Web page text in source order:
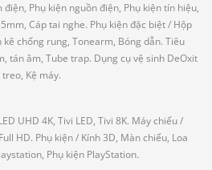
điện, Phụ kiện nguồn điện, Phụ kiện tín hiệu,
Cáp tai nghe. Phụ kiện đặc biệt/ Hộp
chống rung, Tonearm, Bóng dẫn. Tiêu
tán âm, Tube trap. Dụng cụ vệ sinh DeOxit
Kệ máy.
UHD 4K, Tivi LED, Tivi 8K. Máy chiếu/
HD. Phụ kiện/ Kính 3D, Màn chiếu, Loa
Phụ kiện PlayStation.